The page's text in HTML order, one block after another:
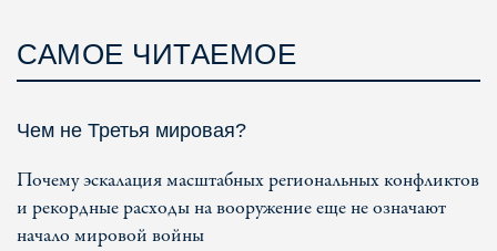
САМОЕ ЧИТАЕМОЕ
Чем не Третья мировая?
Почему эскалация масштабных региональных конфликтов
и рекордные расходы на вооружение еще не означают
начало мировой войны